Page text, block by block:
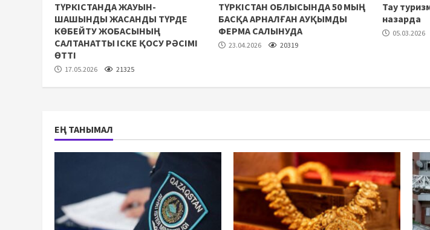
ТҮРКІСТАНДА ЖАУЫН-
ШАШЫНДЫ ЖАСАНДЫ ТҮРДЕ
КӨБЕЙТУ ЖОБАСЫНЫҢ
САЛТАНАТТЫ ІСКЕ ҚОСУ РӘСІМІ
ӨТТІ
17.05.2026 21325
ТҮРКІСТАН ОБЛЫСЫНДА 50 МЫҢ
БАСҚА АРНАЛҒАН АУҚЫМДЫ
ФЕРМА САЛЫНУДА
23.04.2026 20319
Тау
назарда
05.03.2026
ЕҢ ТАНЫМАЛ